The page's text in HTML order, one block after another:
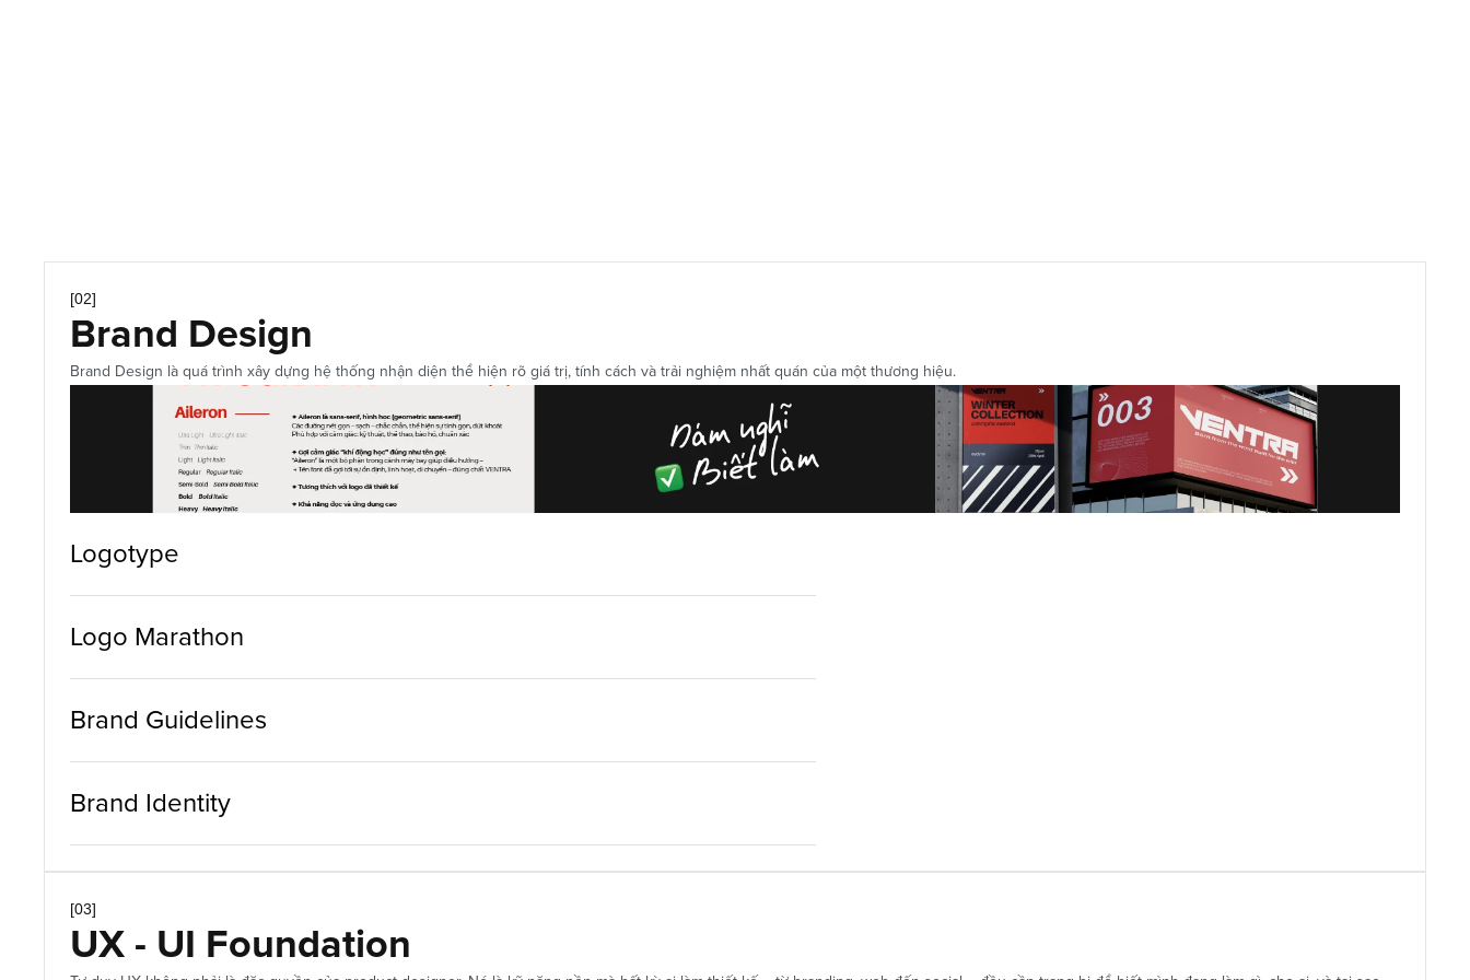
Print Design
[02]
Brand Design
Brand Design là quá trình xây dựng hệ thống nhận diện thể hiện rõ giá trị, tính cách và trải nghiệm nhất quán của một thương hiệu.
Logotype
Logo Marathon
Brand Guidelines
Brand Identity
[03]
UX - UI Foundation